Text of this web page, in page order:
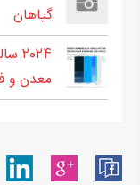
گیاهان
معدن و